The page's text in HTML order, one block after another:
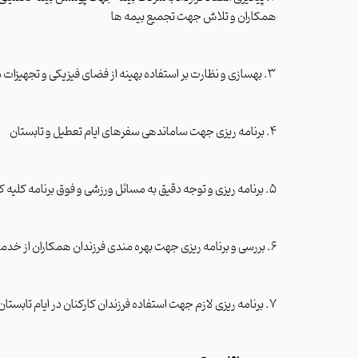
همکاران و تلاش جهت تجمیع بیمه­ ها
3. بهسازی و نظارت بر استفاده بهینه از فضای فیزیکی و تجهیزات مهمانسرا و پانسیون­ ها
4. برنامه­ ریزی جهت ساماندهی سفرهای ایام تعطیل و تابستان
5. برنامه­ ریزی و توجه دقیق به مسائل ورزشی و فوق برنامه کلیه کارکنان
6. بررسی و برنامه­ ریزی جهت بهره­ مندی فرزندان همکاران از خدمات مهد کودک
7. برنامه­ ریزی لازم جهت استفاده فرزندان کارکنان در ایام تابستان از کلاس­ های آموزشی